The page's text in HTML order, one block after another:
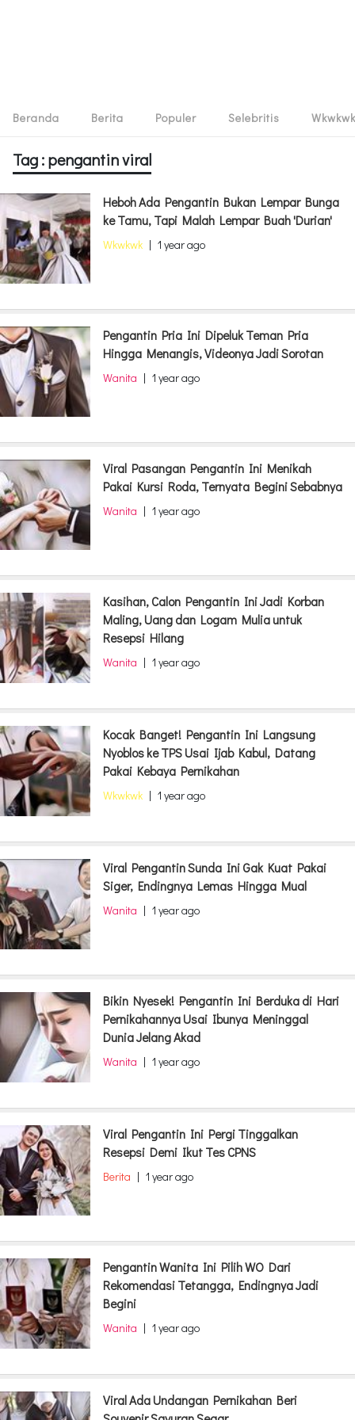
Beranda Berita Populer Selebritis Wkwkwk
Tag : pengantin viral
Heboh Ada Pengantin Bukan Lempar Bunga
ke Tamu, Tapi Malah Lempar Buah 'Durian'
Wkwkwk | 1 year ago
Pengantin Pria Ini Dipeluk Teman Pria
Hingga Menangis, Videonya Jadi Sorotan
Wanita | 1 year ago
Viral Pasangan Pengantin Ini Menikah
Pakai Kursi Roda, Ternyata Begini Sebabnya
Wanita | 1 year ago
Kasihan, Calon Pengantin Ini Jadi Korban
Maling, Uang dan Logam Mulia untuk
Resepsi Hilang
Wanita | 1 year ago
Kocak Banget! Pengantin Ini Langsung
Nyoblos ke TPS Usai Ijab Kabul, Datang
Pakai Kebaya Pernikahan
Wkwkwk | 1 year ago
Viral Pengantin Sunda Ini Gak Kuat Pakai
Siger, Endingnya Lemas Hingga Mual
Wanita | 1 year ago
Bikin Nyesek! Pengantin Ini Berduka di Hari
Pernikahannya Usai Ibunya Meninggal
Dunia Jelang Akad
Wanita | 1 year ago
Viral Pengantin Ini Pergi Tinggalkan
Resepsi Demi Ikut Tes CPNS
Berita | 1 year ago
Pengantin Wanita Ini Pilih WO Dari
Rekomendasi Tetangga, Endingnya Jadi
Begini
Wanita | 1 year ago
Viral Ada Undangan Pernikahan Beri